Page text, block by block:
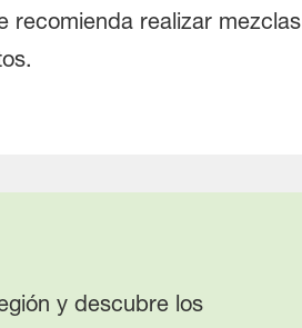
recomienda realizar mezclas
y descubre los